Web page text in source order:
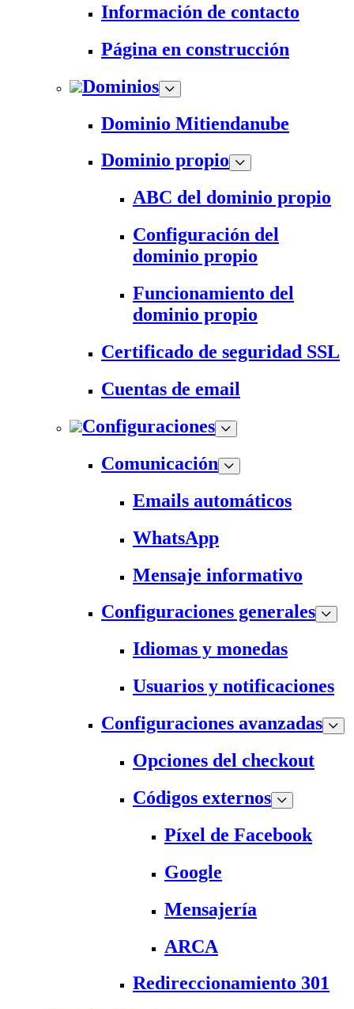
Información de contacto
Página en construcción
Dominios
Dominio Mitiendanube
Dominio propio
ABC del dominio propio
Configuración del
dominio propio
Funcionamiento del
dominio propio
Certificado de seguridad SSL
Cuentas de email
Configuraciones
Comunicación
Emails automáticos
WhatsApp
Mensaje informativo
Configuraciones generales
Idiomas y monedas
Usuarios y notificaciones
Configuraciones avanzadas
Opciones del checkout
Códigos externos
Píxel de Facebook
Google
Mensajería
ARCA
Redireccionamiento 301